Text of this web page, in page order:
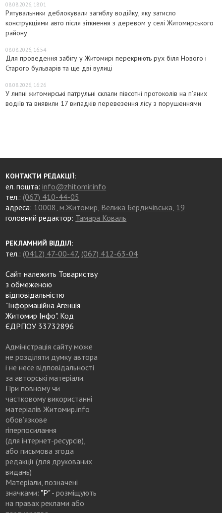
08.08.2026, 18:01
Рятувальники деблокували загиблу водійку, яку затисло
конструкціями авто після зіткнення з деревом у селі Житомирського
району
08.08.2026, 16:54
Для проведення забігу у Житомирі перекриють рух біля Нового і
Старого бульварів та ще дві вулиці
08.08.2026, 16:26
У липні житомирські патрульні склали півсотні протоколів на пʼяних
водіїв та виявили 17 випадків перевезення лісу з порушеннями
КОНТАКТИ РЕДАКЦІЇ:
ел. пошта:info@zhitomir.info
тел.: (067) 410-44-05
адреса: 10008, м.Житомир, Велика Бердичівська, 19
головний редактор: Тамара Коваль
РЕКЛАМНИЙ ВІДДІЛ:
тел.: (0412) 47-00-47, (067) 412-63-04
Сайт належить Товариству
з обмеженою
відповідальністю
"Інформаційна Агенція
Житомир Інфо". Код
ЄДРПОУ 33732896
Адміністрація сайту може
не розділяти думку автора
і не несе відповідальності
за авторські матеріали.
При повному чи
частковому використанні
матеріалів Житомир.info
обов’язкове
гіперпосилання
(для інтернет-ресурсів),
або письмова згода
редакції (для друкованих
видань)
Матеріали, позначені
значками: "Р"- розміщують
на правах реклами або